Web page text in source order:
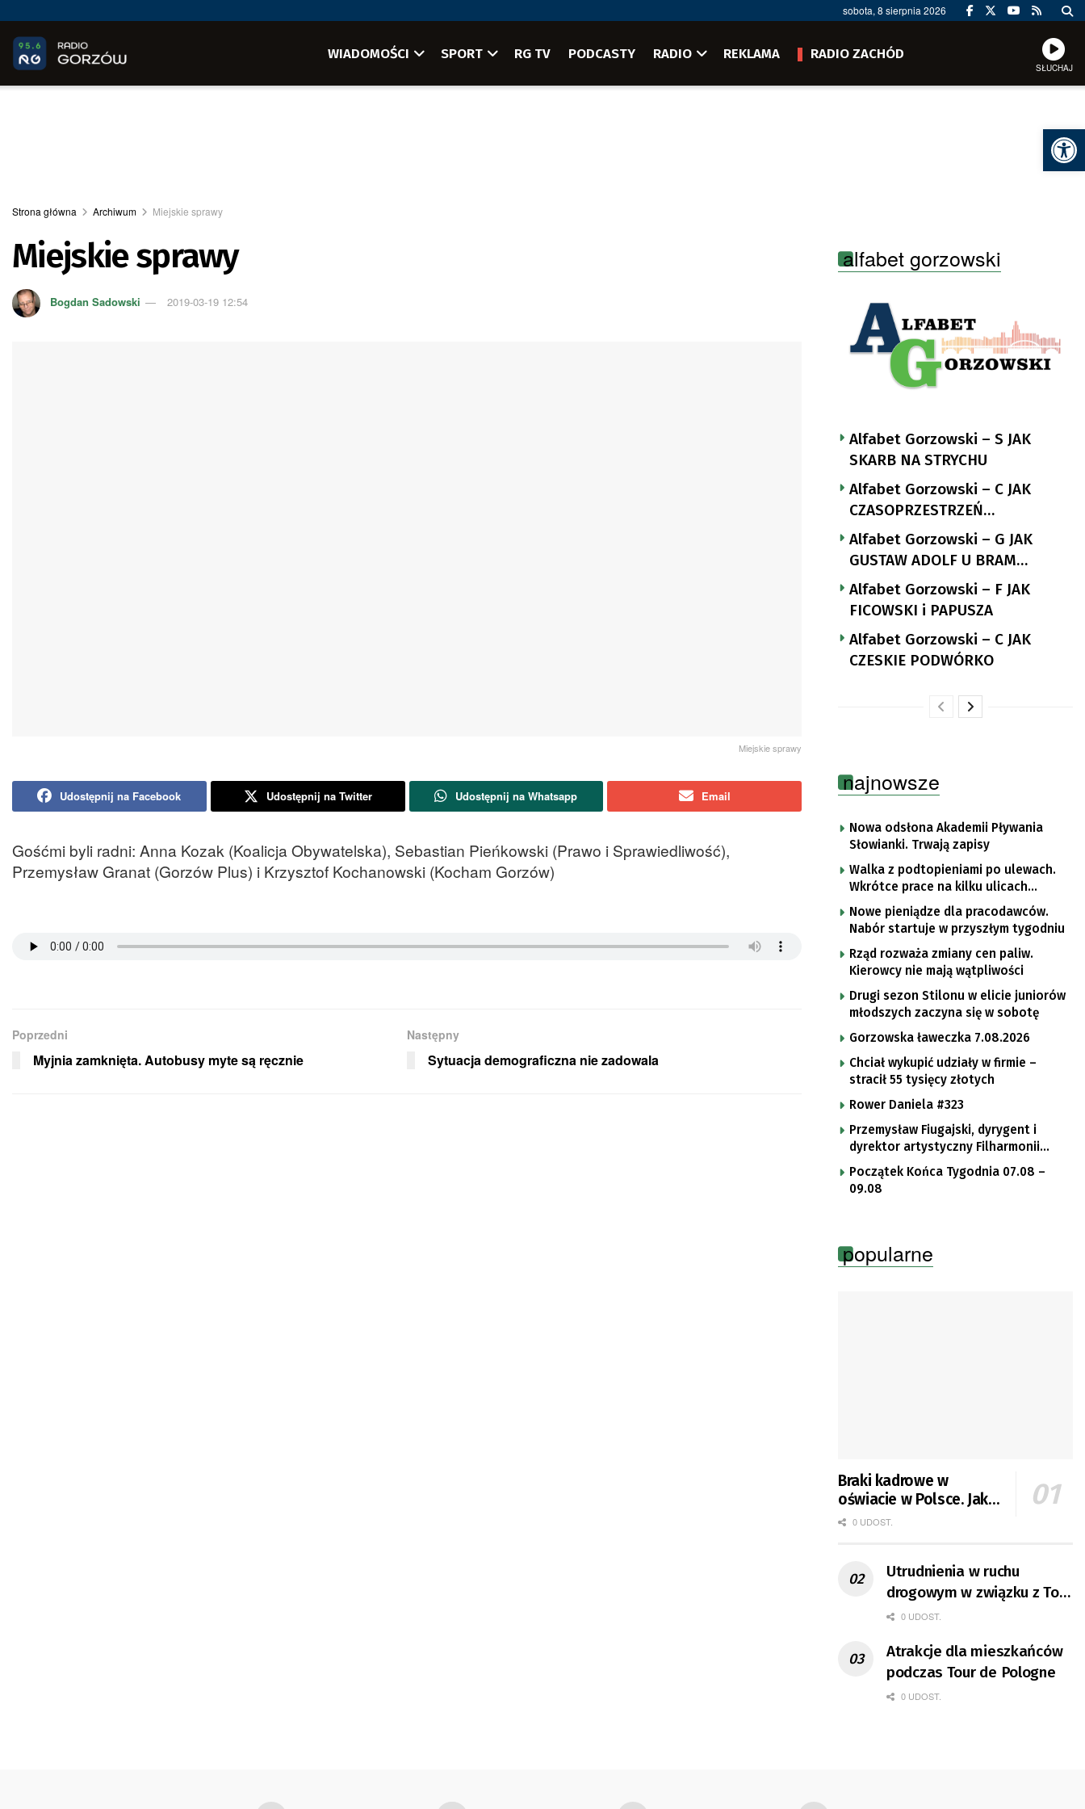
sobota, 8 sierpnia 2026
WIADOMOŚCI SPORT RG TV PODCASTY RADIO REKLAMA RADIO ZACHÓD
SŁUCHAJ
Strona główna Archiwum Miejskie sprawy
Miejskie sprawy
Bogdan Sadowski 2019-03-19 12:54
Miejskie sprawy
Udostępnij na Facebook Udostępnij na Twitter Udostępnij na Whatsapp Email
Gośćmi byli radni: Anna Kozak (Koalicja Obywatelska), Sebastian Pieńkowski (Prawo i Sprawiedliwość),
Przemysław Granat (Gorzów Plus) i Krzysztof Kochanowski (Kocham Gorzów)
Poprzedni
Myjnia zamknięta. Autobusy myte są ręcznie
Następny
Sytuacja demograficzna nie zadowala
alfabet gorzowski
Alfabet Gorzowski – S JAK
SKARB NA STRYCHU
Alfabet Gorzowski – C JAK
CZASOPRZESTRZEŃ
NUTTGENSA
Alfabet Gorzowski – G JAK
GUSTAW ADOLF U BRAM
LANDSBERGA
Alfabet Gorzowski – F JAK
FICOWSKI i PAPUSZA
Alfabet Gorzowski – C JAK
CZESKIE PODWÓRKO
najnowsze
Nowa odsłona Akademii Pływania
Słowianki. Trwają zapisy
Walka z podtopieniami po ulewach.
Wkrótce prace na kilku ulicach
Gorzowa
Nowe pieniądze dla pracodawców.
Nabór startuje w przyszłym tygodniu
Rząd rozważa zmiany cen paliw.
Kierowcy nie mają wątpliwości
Drugi sezon Stilonu w elicie juniorów
młodszych zaczyna się w sobotę
Gorzowska ławeczka 7.08.2026
Chciał wykupić udziały w firmie –
stracił 55 tysięcy złotych
Rower Daniela #323
Przemysław Fiugajski, dyrygent i
dyrektor artystyczny Filharmonii
Gorzowskiej
Początek Końca Tygodnia 07.08 –
09.08
popularne
Braki kadrowe w
oświacie w Polsce. Jak
jest w Gorzowie?
0 UDOST.
Utrudnienia w ruchu
drogowym w związku z Tour
de Pologne
0 UDOST.
Atrakcje dla mieszkańców
podczas Tour de Pologne
0 UDOST.